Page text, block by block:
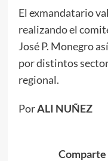
El exmandatario
realizando el
José P. Monegro
por distintos
regional.
PorALI NUÑEZ
Comparte